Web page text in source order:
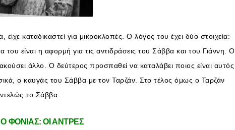
καταδικαστεί για μικροκλοπές. Ο λόγος του έχει δύο στοιχεία:
είναι η αφορμή για τις αντιδράσεις του Σάββα και του Γιάννη. Ο
άλλο. Ο δεύτερος προσπαθεί να καταλάβει ποιος είναι αυτός
ο καυγάς του Σάββα με τον Ταρζάν. Στο τέλος όμως ο Ταρζάν
το Σάββα.
Ο ΦΟΝΙΑΣ: ΟΙ ΑΝΤΡΕΣ